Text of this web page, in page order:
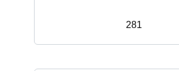
281